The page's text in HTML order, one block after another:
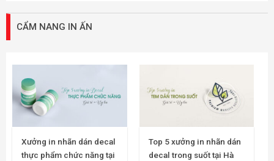
CẨM NANG IN ẤN
Xưởng in nhãn dán decal
thực phẩm chức năng tại
Top 5 xưởng in nhãn dán
decal trong suốt tại Hà